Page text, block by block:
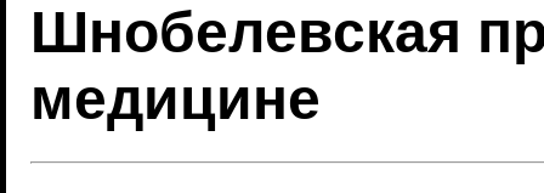
Шнобелевская
медицине